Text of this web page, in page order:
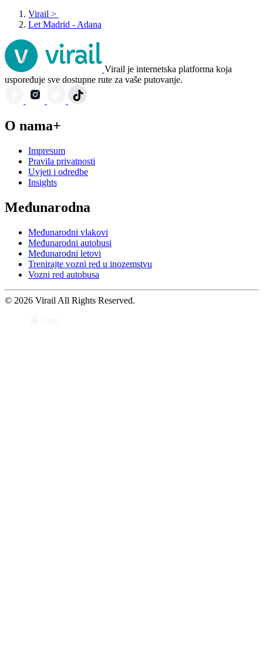
Virail >
Let Madrid - Adana
Virail je internetska platforma koja
uspoređuje sve dostupne rute za vaše putovanje.
O nama+
Impresum
Pravila privatnosti
Uvjeti i odredbe
Insights
Međunarodna
Međunarodni vlakovi
Međunarodni autobusi
Međunarodni letovi
Trenirajte vozni red u inozemstvu
Vozni red autobusa
© 2026 Virail All Rights Reserved.